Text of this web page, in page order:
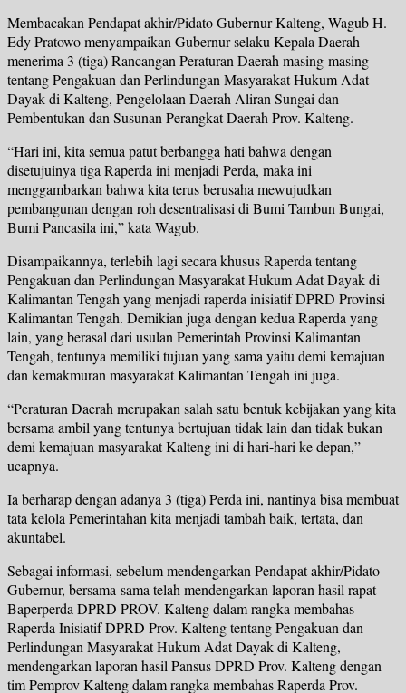
Membacakan Pendapat akhir/Pidato Gubernur Kalteng, Wagub H.
Edy Pratowo menyampaikan Gubernur selaku Kepala Daerah
menerima 3 (tiga) Rancangan Peraturan Daerah masing-masing
tentang Pengakuan dan Perlindungan Masyarakat Hukum Adat
Dayak di Kalteng, Pengelolaan Daerah Aliran Sungai dan
Pembentukan dan Susunan Perangkat Daerah Prov. Kalteng.
“Hari ini, kita semua patut berbangga hati bahwa dengan
disetujuinya tiga Raperda ini menjadi Perda, maka ini
menggambarkan bahwa kita terus berusaha mewujudkan
pembangunan dengan roh desentralisasi di Bumi Tambun Bungai,
Bumi Pancasila ini,” kata Wagub.
Disampaikannya, terlebih lagi secara khusus Raperda tentang
Pengakuan dan Perlindungan Masyarakat Hukum Adat Dayak di
Kalimantan Tengah yang menjadi raperda inisiatif DPRD Provinsi
Kalimantan Tengah. Demikian juga dengan kedua Raperda yang
lain, yang berasal dari usulan Pemerintah Provinsi Kalimantan
Tengah, tentunya memiliki tujuan yang sama yaitu demi kemajuan
dan kemakmuran masyarakat Kalimantan Tengah ini juga.
“Peraturan Daerah merupakan salah satu bentuk kebijakan yang kita
bersama ambil yang tentunya bertujuan tidak lain dan tidak bukan
demi kemajuan masyarakat Kalteng ini di hari-hari ke depan,”
ucapnya.
Ia berharap dengan adanya 3 (tiga) Perda ini, nantinya bisa membuat
tata kelola Pemerintahan kita menjadi tambah baik, tertata, dan
akuntabel.
Sebagai informasi, sebelum mendengarkan Pendapat akhir/Pidato
Gubernur, bersama-sama telah mendengarkan laporan hasil rapat
Baperperda DPRD PROV. Kalteng dalam rangka membahas
Raperda Inisiatif DPRD Prov. Kalteng tentang Pengakuan dan
Perlindungan Masyarakat Hukum Adat Dayak di Kalteng,
mendengarkan laporan hasil Pansus DPRD Prov. Kalteng dengan
tim Pemprov Kalteng dalam rangka membahas Raperda Prov.